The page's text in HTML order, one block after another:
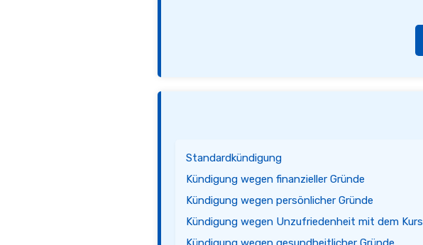
Standardkündigung
Kündigung wegen finanzieller Gründe
Kündigung wegen persönlicher Gründe
Kündigung wegen Unzufriedenheit mit dem Kurs